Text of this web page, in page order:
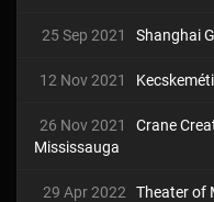
25 Sep 2021 Shanghai
12 Nov 2021
26 Nov 2021
Crane
Mississauga
29 Apr 2022 Theater of